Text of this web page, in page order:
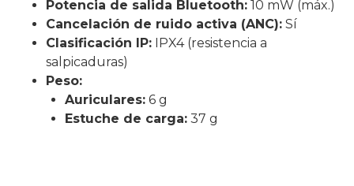
Potencia de salida Bluetooth: 10 mW (máx.)
Cancelación de ruido activa (ANC): Sí
Clasificación IP: IPX4 (resistencia a
salpicaduras)
Peso:
Auriculares: 6 g
Estuche de carga: 37 g